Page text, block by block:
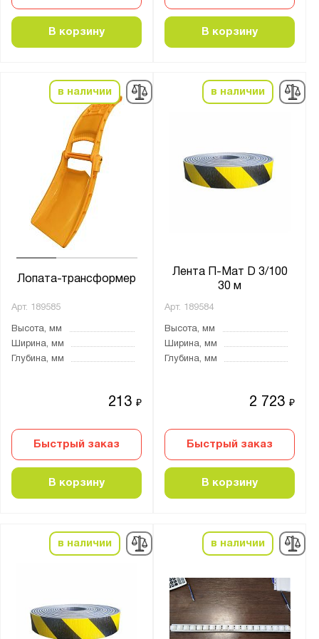
В корзину В корзину
в наличии
Лопата-трансформер
Арт. 189585
Высота, мм
Ширина, мм
Глубина, мм
213₽
Быстрый заказ
В корзину
в наличии
Лента П-Мат D 3/100
30 м
Арт. 189584
Высота, мм
Ширина, мм
Глубина, мм
2 723₽
Быстрый заказ
В корзину
в наличии в наличии